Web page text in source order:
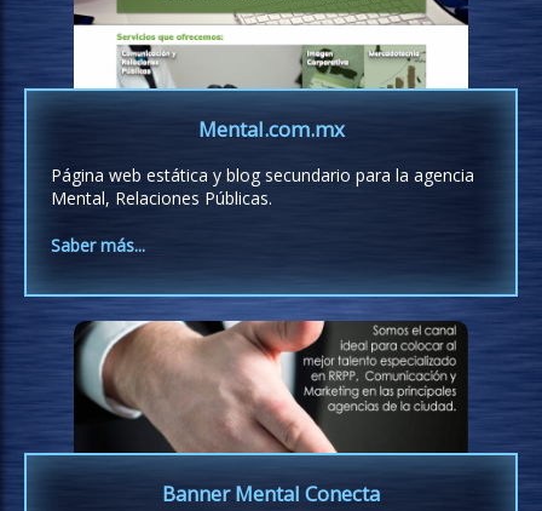
Mental.com.mx
Página web estática y blog secundario para la agencia
Mental, Relaciones Públicas.
Saber más...
Banner Mental Conecta